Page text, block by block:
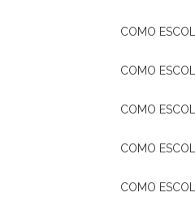
COMO
COMO
COMO
COMO
COMO